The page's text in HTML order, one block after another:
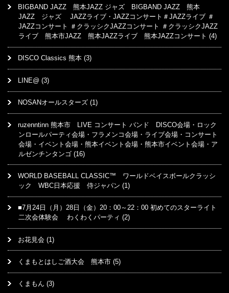
BIGBAND JAZZ 熊本JAZZ ジャズ BIGBAND JAZZ 熊本
JAZZ ジャズ JAZZライブ・JAZZコンサート＃JAZZライブ ＃
JAZZコンサート ＃クラッシクJAZZコンサート ＃クラッシクJAZZ
ライブ 熊本市JAZZ 熊本JAZZライブ 熊本JAZZコンサート (4)
DISCO Classics 熊本 (3)
LINE@ (3)
NOSANオールスターズ (1)
ruzenntinn 熊本市 LIVE コンサート バンド DISCO会場・ロック
ンロールパーティ会場・フラメンコ会場・ライブ会場・コンサート
会場・イベント会場・熊本イベント会場・熊本市イベント会場・ア
ルゼンチンタンゴ (16)
WORLD BASEBALL CLASSIC™ ワールドベイスボールクラッシ
ック WBC日本応援 侍ジャパン (1)
■7月24日（月）28日（金）20：00～22：00 初めてのスターライト
二次会体験会 わくわくパーティ (2)
お花見会 (1)
くまもとはしご酒大会 熊本市 (5)
くまもん (3)